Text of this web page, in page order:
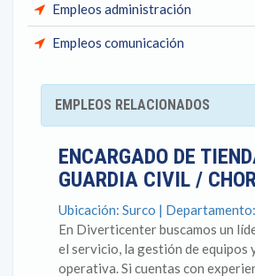
Empleos administración
Empleos comunicación
EMPLEOS RELACIONADOS
ENCARGADO DE
GUARDIA CIVIL /
Ubicación: Surco |
En Diverticenter buscamos un
el servicio, la gestión de equipos
operativa. Si cuentas con